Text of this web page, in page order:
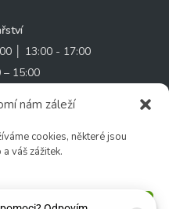
nám záleží
cookies, některé jsou
váš zážitek.
│ 13:00 - 17:00
– 15:00